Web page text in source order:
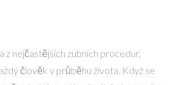
z nejčastějších zubních procedur,
člověk v průběhu života. Když se